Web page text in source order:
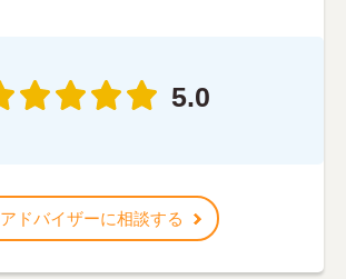
5.0
アドバイザーに相談する